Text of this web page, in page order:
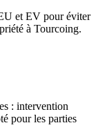
et EV pour éviter
à Tourcoing.
: intervention
pour les parties